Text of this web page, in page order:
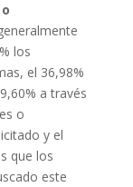
los
el 36,98%
a través
o
y el
que los
este